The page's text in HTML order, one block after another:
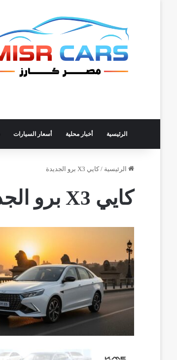
الرئيسية أخبار محلية أسعار السيارات
الرئيسية / كايي X3 برو الجديدة
كايي X3 برو الجديدة